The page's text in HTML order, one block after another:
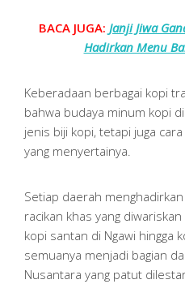
BACA JUGA: Janji Jiwa
Hadirkan Menu
Keberadaan berbagai kopi
bahwa budaya minum kopi
jenis biji kopi, tetapi juga
yang menyertainya.
Setiap daerah
racikan khas yang
kopi santan di Ngawi hingga
semuanya menjadi bagian
Nusantara yang patut